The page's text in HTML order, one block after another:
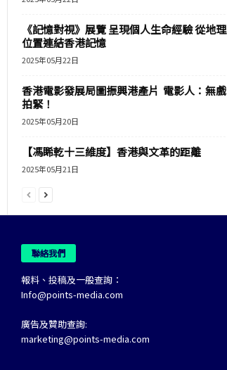
《記憶對視》展覽 呈現個人生命經驗 從地理
位置連結香港記憶
2025年05月22日
香港電影發展局圖振興港產片 電影人：無戲
拍緊！
2025年05月20日
【馮睎乾十三維度】香港與文革的距離
2025年05月21日
聯絡我們
報料、投稿及一般查詢：
Info@points-media.com
廣告及贊助查詢:
marketing@points-media.com